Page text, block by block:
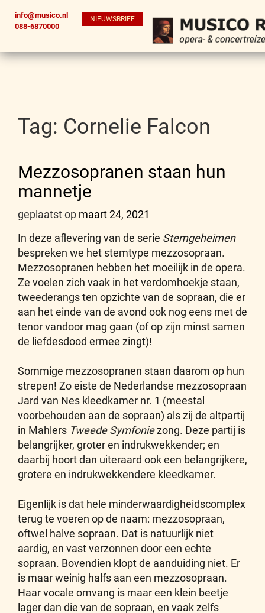
info@musico.nl
088-6870000
NIEUWSBRIEF
Tag: Cornelie Falcon
Mezzosopranen staan hun
mannetje
geplaatst op maart 24, 2021
In deze aflevering van de serie Stemgeheimen
bespreken we het stemtype mezzosopraan.
Mezzosopranen hebben het moeilijk in de opera.
Ze voelen zich vaak in het verdomhoekje staan,
tweederangs ten opzichte van de sopraan, die er
aan het einde van de avond ook nog eens met de
tenor vandoor mag gaan (of op zijn minst samen
de liefdesdood ermee zingt)!
Sommige mezzosopranen staan daarom op hun
strepen! Zo eiste de Nederlandse mezzosopraan
Jard van Nes kleedkamer nr. 1 (meestal
voorbehouden aan de sopraan) als zij de altpartij
in Mahlers Tweede Symfoniezong. Deze partij is
belangrijker, groter en indrukwekkender; en
daarbij hoort dan uiteraard ook een belangrijkere,
grotere en indrukwekkendere kleedkamer.
Eigenlijk is dat hele minderwaardigheidscomplex
terug te voeren op de naam: mezzosopraan,
oftwel halve sopraan. Dat is natuurlijk niet
aardig, en vast verzonnen door een echte
sopraan. Bovendien klopt de aanduiding niet. Er
is maar weinig halfs aan een mezzosopraan.
Haar vocale omvang is maar een klein beetje
lager dan die van de sopraan, en vaak zelfs